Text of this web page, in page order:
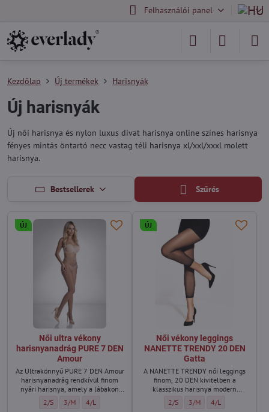
Felhasználói panel
Kezdőlap Új termékek Harisnyák
Új harisnyák
Új női harisnya és nylon luxus divat harisnya online színes harisnya
fényes mintás öntartó necc vastag téli harisnya xl/xxl/xxxl molett
harisnya.
Bestsellerek Szűrés
ÚJ
Női ultra vékony
harisnyanadrág PURE 7 DEN
Amour
Az Ultrakönnyű PURE 7 DEN Amour
harisnyanadrág rendkívül finom
nyári harisnya, amely a lábakon
Női ultra vékony harisnyanadrág PURE 7 DEN Amour - Méret:
2/S Női ultra vékony harisnyanadrág PURE 7 DEN Amour - Méret:
3/M Női ultra vékony harisnyanadrág PURE 7 DEN Amour - Méret:
4/L
ÚJ
Női vékony leggings
NANETTE TRENDY 20 DEN
Gatta
A NANETTE TRENDY női leggings
finom, 20 DEN kivitelben a
klasszikus harisnya modern
Női vékony leggings NANETTE
2/S Női vékony leggings
3/M Női vékony
4/L